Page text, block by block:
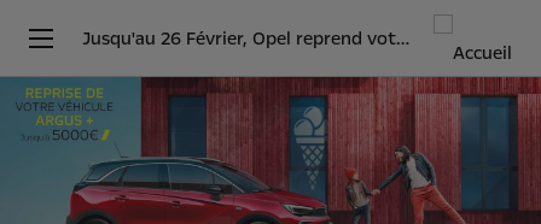
Jusqu'au 26 Février, Opel reprend votre véhicule à la cote argus PLUS